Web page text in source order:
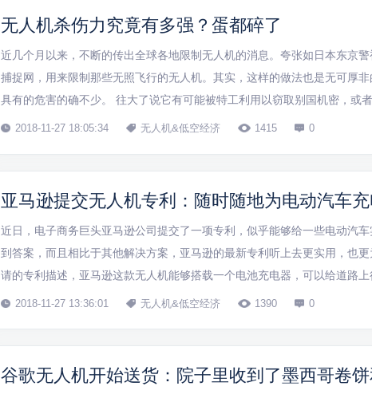
无人机杀伤力究竟有多强？蛋都碎了
近几个月以来，不断的传出全球各地限制无人机的消息。夸张如日本东京
捕捉网，用来限制那些无照飞行的无人机。其实，这样的做法也是无可厚
具有的危害的确不少。 往大了说它有可能被特工利用以窃取别国机密，或
一些不好的事情，以及干扰航班的飞行等等。而往小了说，即使是在平时使
2018-11-27 18:05:34 无人机&低空经济 1415 0
亚马逊提交无人机专利：随时随地为电动汽车
近日，电子商务巨头亚马逊公司提交了一项专利，似乎能够给一些电动汽
到答案，而且相比于其他解决方案，亚马逊的最新专利听上去更实用，也
请的专利描述，亚马逊这款无人机能够搭载一个电池充电器，可以给道路上
的电池进行充电，至少能够让电动汽车有足够的电量开到最近的充电站。
2018-11-27 13:36:01 无人机&低空经济 1390 0
谷歌无人机开始送货：院子里收到了墨西哥卷